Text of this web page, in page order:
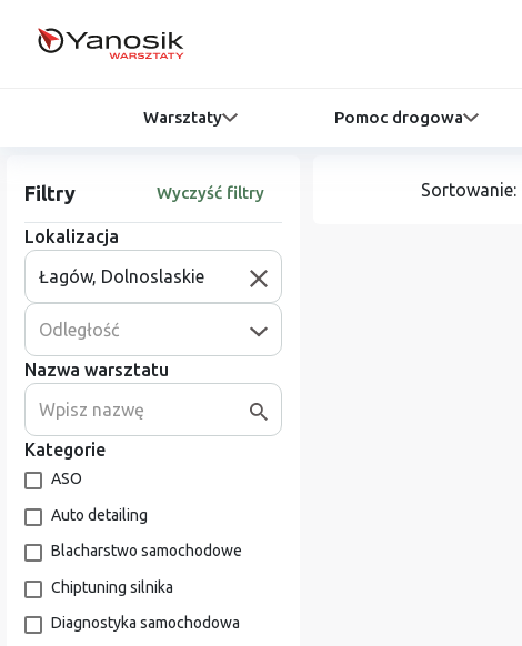
Warsztaty Pomoc drogowa
Filtry Wyczyść filtry
Lokalizacja
Odległość
Nazwa warsztatu
Kategorie
ASO
Auto detailing
Blacharstwo samochodowe
Chiptuning silnika
Diagnostyka samochodowa
Sortowanie: